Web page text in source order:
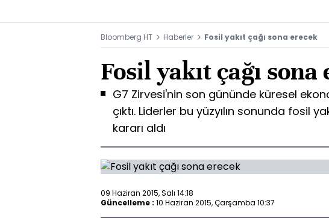
Bloomberg HT Haberler Fosil yakıt çağı sona erecek
Fosil yakıt çağı
G7 Zirvesi'nin son gününde küresel
çıktı. Liderler bu yüzyılın sonunda fosil
kararı aldı
09 Haziran 2015, Salı 14:18
Güncelleme : 10 Haziran 2015, Çarşamba 10:37